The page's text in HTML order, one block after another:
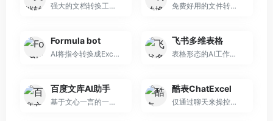
强大的文档转换工具箱 免费好用的文件转换工具
Formula bot
AI将指令转换成Excel的函数公式
飞书多维表格
表格形态的AI工作流搭建工具
百度文库AI助手
基于文心一言的一站式智能文档助手
酷表ChatExcel
仅通过聊天来操控您的Excel表格